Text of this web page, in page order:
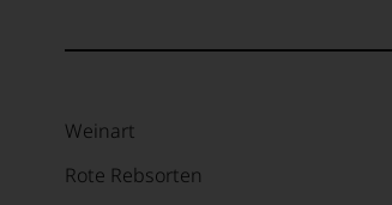
Weinart
Rote Rebsorten